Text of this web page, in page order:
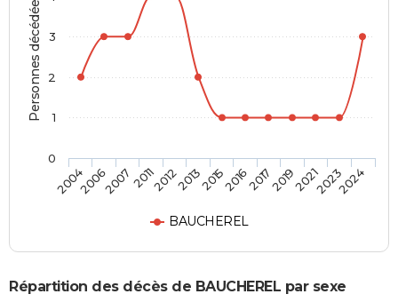
Personnes décédées
BAUCHEREL
2004200620072011201220132015201620172019202120232024
0
1
2
3
Répartition des décès de BAUCHEREL par sexe